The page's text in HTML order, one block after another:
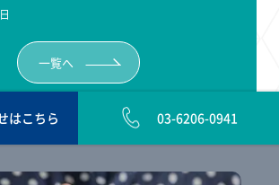
一覧へ
はこちら 03-6206-0941